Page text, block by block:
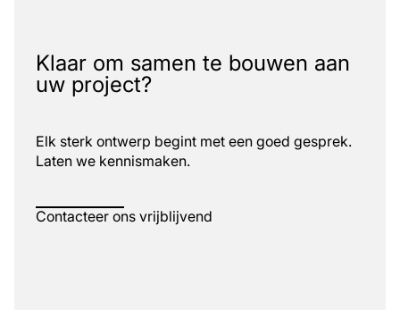
Klaar om samen te bouwen aan
uw project?
Elk sterk ontwerp begint met een goed gesprek.
Laten we kennismaken.
Contacteer ons vrijblijvend